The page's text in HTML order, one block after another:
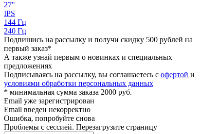
27"
IPS
144 Гц
240 Гц
Подпишись на рассылку и получи скидку 500 рублей на
первый заказ*
А также узнай первым о новинках и специальных
предложениях
Подписываясь на рассылку, вы соглашаетесь с офертой и
условиями обработки персональных данных
* минимальная сумма заказа 2000 руб.
Email уже зарегистрирован
Email введен некорректно
Ошибка, попробуйте снова
Проблемы с сессией. Перезагрузите страницу